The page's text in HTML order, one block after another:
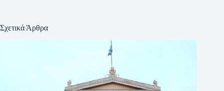
Σχετικά Άρθρα